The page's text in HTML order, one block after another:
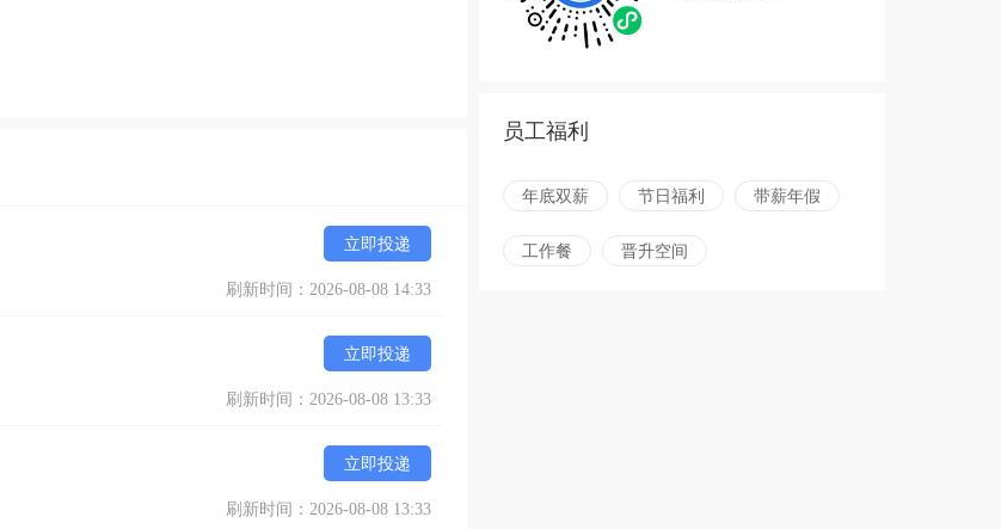
立即投递
刷新时间：2026-08-08 14:33
立即投递
刷新时间：2026-08-08 13:33
立即投递
刷新时间：2026-08-08 13:33
员工福利
年底双薪 节日福利 带薪年假
工作餐 晋升空间